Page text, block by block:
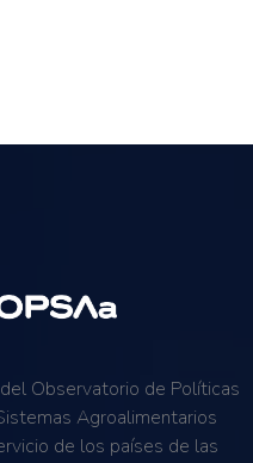
Observatorio de Políticas
Agroalimentarios
de los países de las